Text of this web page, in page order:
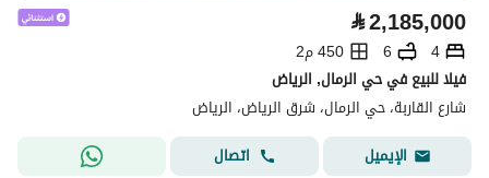
⃁2,185,000
4
6
450 م2
فيلا للبيع في حي الرمال, الرياض
شارع القاربة، حي الرمال، شرق الرياض، الرياض
الإيميل
اتصال